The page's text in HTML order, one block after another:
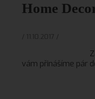
Home
/ 11.10.2017 /
vám přinášíme pár